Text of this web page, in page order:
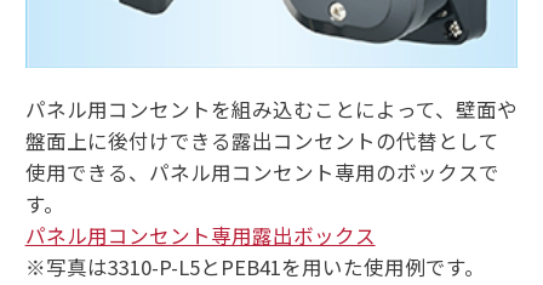
パネル用コンセントを組み込むことによって、壁面や
盤面上に後付けできる露出コンセントの代替として
使用できる、パネル用コンセント専用のボックスで
す。
パネル用コンセント専用露出ボックス
※写真は3310-P-L5とPEB41を用いた使用例です。